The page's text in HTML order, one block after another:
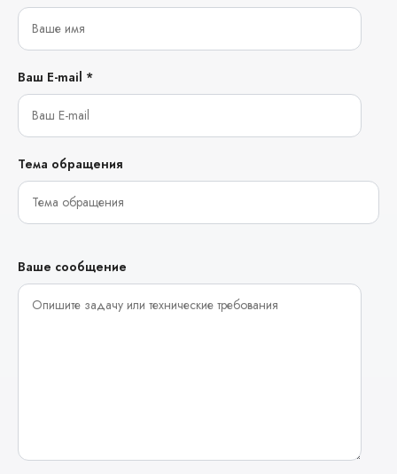
Ваш E-mail *
Тема обращения
Ваше сообщение